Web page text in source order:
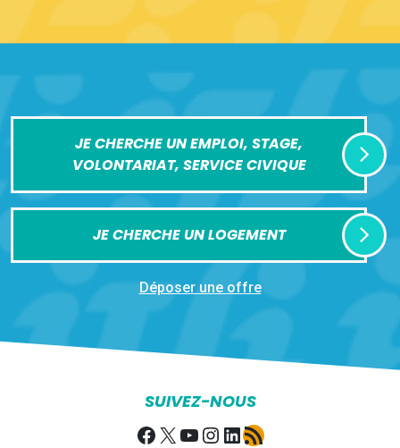
JE CHERCHE UN EMPLOI, STAGE,
VOLONTARIAT, SERVICE CIVIQUE
JE CHERCHE UN LOGEMENT
Déposer une offre
SUIVEZ-NOUS
Facebook
X YouTube
Instagram
LinkedIn
Flux RSS